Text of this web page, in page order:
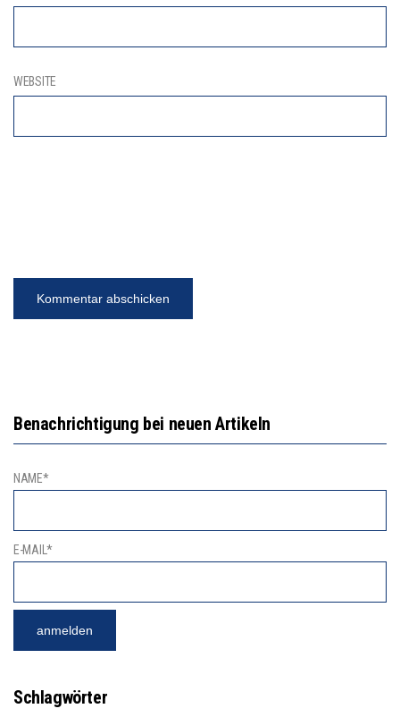
WEBSITE
Benachrichtigung bei neuen Artikeln
NAME*
E-MAIL*
Schlagwörter